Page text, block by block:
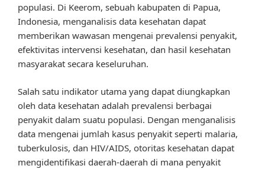
populasi. Di Keerom, sebuah kabupaten di Papua,
Indonesia, menganalisis data kesehatan dapat
memberikan wawasan mengenai prevalensi penyakit,
efektivitas intervensi kesehatan, dan hasil kesehatan
masyarakat secara keseluruhan.
Salah satu indikator utama yang dapat diungkapkan
oleh data kesehatan adalah prevalensi berbagai
penyakit dalam suatu populasi. Dengan menganalisis
data mengenai jumlah kasus penyakit seperti malaria,
tuberkulosis, dan HIV/AIDS, otoritas kesehatan dapat
mengidentifikasi daerah-daerah di mana penyakit